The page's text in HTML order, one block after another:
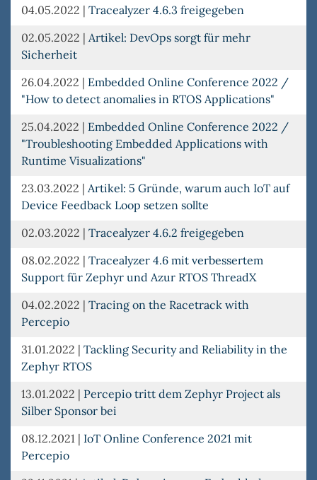
04.05.2022 | Tracealyzer 4.6.3 freigegeben
02.05.2022 | Artikel: DevOps sorgt für mehr
Sicherheit
26.04.2022 | Embedded Online Conference 2022 /
"How to detect anomalies in RTOS Applications"
25.04.2022 | Embedded Online Conference 2022 /
"Troubleshooting Embedded Applications with
Runtime Visualizations"
23.03.2022 | Artikel: 5 Gründe, warum auch IoT auf
Device Feedback Loop setzen sollte
02.03.2022 | Tracealyzer 4.6.2 freigegeben
08.02.2022 | Tracealyzer 4.6 mit verbessertem
Support für Zephyr und Azur RTOS ThreadX
04.02.2022 | Tracing on the Racetrack with
Percepio
31.01.2022 | Tackling Security and Reliability in the
Zephyr RTOS
13.01.2022 | Percepio tritt dem Zephyr Project als
Silber Sponsor bei
08.12.2021 | IoT Online Conference 2021 mit
Percepio